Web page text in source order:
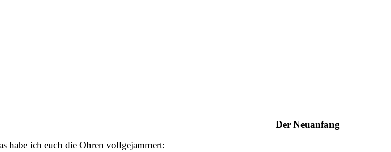
Der Neuanfang
habe ich euch die Ohren vollgejammert: